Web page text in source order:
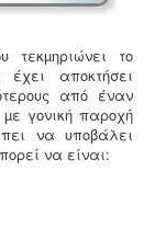
- Για
η ΕΥΑΘ
μελετητή)
υγρών
την άδεια
(ειδικός
.
τεκµηριώνει το
αποκτήσει
από έναν
γονική παροχή
να υποβάλει
να είναι: